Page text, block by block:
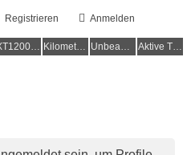
Anmelden
Registrieren
XT1200Z-Wiki Kilometerstatistik Unbeantwortete Themen Aktive Themen
Super Ténéré